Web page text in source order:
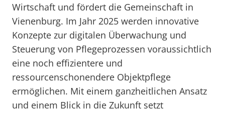
Wirtschaft und fördert die Gemeinschaft in
Vienenburg. Im Jahr 2025 werden innovative
Konzepte zur digitalen Überwachung und
Steuerung von Pflegeprozessen voraussichtlich
eine noch effizientere und
ressourcenschonendere Objektpflege
ermöglichen. Mit einem ganzheitlichen Ansatz
und einem Blick in die Zukunft setzt